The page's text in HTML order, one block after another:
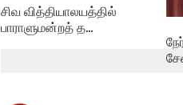
சிவ வித்தியாலயத்தில்
பாராளுமன்றத் த...